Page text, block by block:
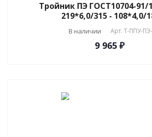
Тройник ПЭ ГОСТ10704-91/
219*6,0/315 - 108*4,0/
В наличии Арт. T-ППУ-
9 965 ₽